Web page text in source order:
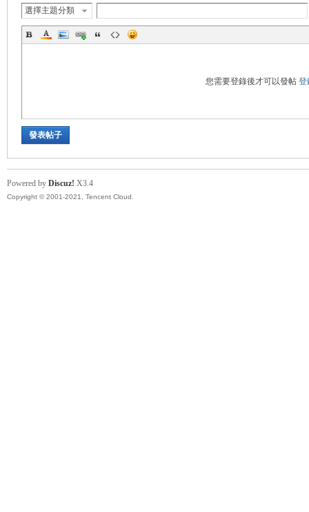
選擇主題分類
您需要登錄後才可以發帖 登
發表帖子
Powered by Discuz! X3.4
Copyright © 2001-2021, Tencent Cloud.